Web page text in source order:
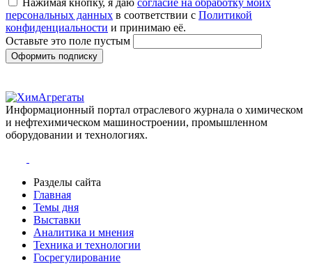
персональных данных в соответствии с Политикой
конфиденциальности и принимаю её.
Оставьте это поле пустым
Оформить подписку
Информационный портал отраслевого журнала о химическом
и нефтехимическом машиностроении, промышленном
оборудовании и технологиях.
Разделы сайта
Главная
Темы дня
Выставки
Аналитика и мнения
Техника и технологии
Госрегулирование